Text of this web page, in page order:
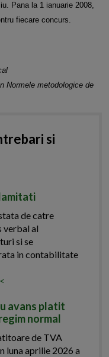
Pana la 1 ianuarie 2008,
fiecare concurs.
Normele metodologice de
si
de catre
verbal al
si se
in contabilitate
avans platit
normal
de TVA
luna aprilie 2026 a